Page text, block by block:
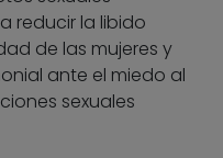
reducir la libido
de las mujeres y
ante el miedo al
sexuales